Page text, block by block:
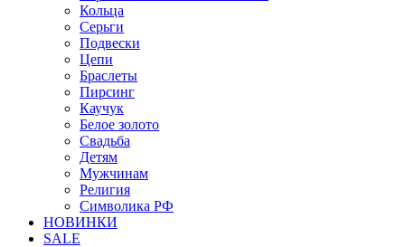
Кольца
Серьги
Подвески
Цепи
Браслеты
Пирсинг
Каучук
Белое золото
Свадьба
Детям
Мужчинам
Религия
Символика РФ
НОВИНКИ
SALE